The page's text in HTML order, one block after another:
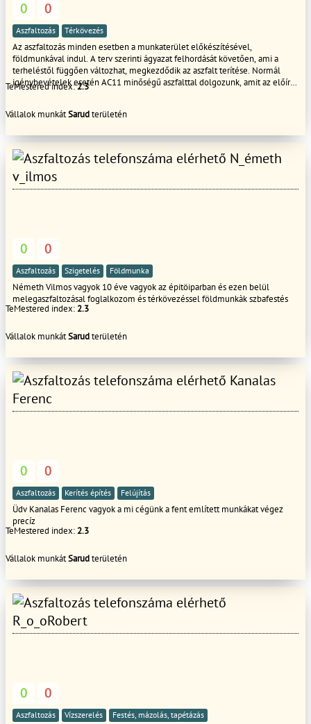
0 0
Aszfaltozás Térkövezés
Az aszfaltozás minden esetben a munkaterület előkészítésével,
földmunkával indul. A terv szerinti ágyazat felhordását követően, ami a
terheléstől függően változhat, megkezdődik az aszfalt terítése. Normál
igénybevételek esetén AC11 minőségű aszfalttal dolgozunk, amit az előírt
aszfaltot megfelelő méretű vibrációs hengerrel vagy vibrációs lappal
TeMestered index:2.3
Vállalok munkátSarudterületén
N_émeth
v_ilmos
0 0
Aszfaltozás Szigetelés Földmunka
Németh Vilmos vagyok 10 éve vagyok az épitöiparban és ezen belül
melegaszfaltozásal foglalkozom és térkövezéssel földmunkàk szbafestés
TeMestered index:2.3
Vállalok munkátSarudterületén
Kanalas
Ferenc
0 0
Aszfaltozás Kerítés építés Felújítás
Üdv Kanalas Ferenc vagyok a mi cégünk a fent említett munkákat végez
precíz
TeMestered index:2.3
Vállalok munkátSarudterületén
R_o_oRobert
0 0
Aszfaltozás Vízszerelés Festés, mázolás, tapétázás